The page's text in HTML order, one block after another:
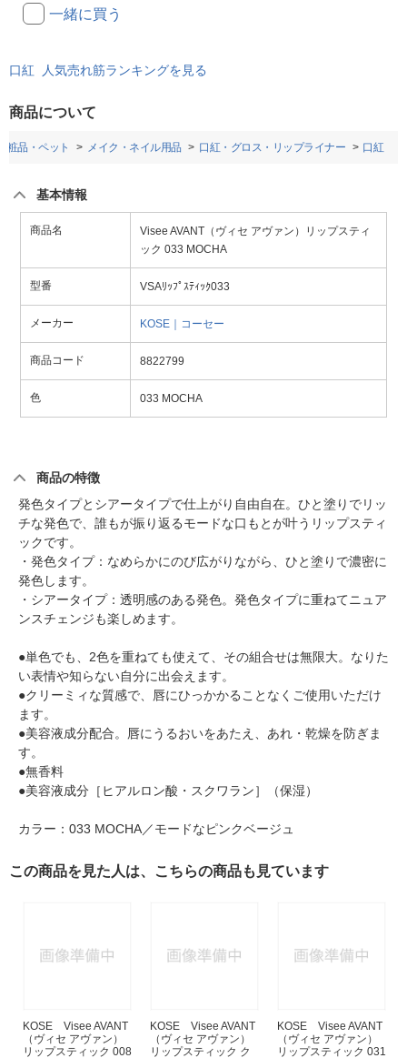
一緒に買う
口紅 人気売れ筋ランキングを見る
商品について
粧品・ペット メイク・ネイル用品 口紅・グロス・リップライナー 口紅
基本情報
商品名
Visee AVANT（ヴィセ アヴァン）リップスティ
ック 033 MOCHA
型番 VSAﾘｯﾌﾟｽﾃｨｯｸ033
メーカー KOSE｜コーセー
商品コード 8822799
色 033 MOCHA
商品の特徴
発色タイプとシアータイプで仕上がり自由自在。ひと塗りでリッ
チな発色で、誰もが振り返るモードな口もとが叶うリップスティ
ックです。
・発色タイプ：なめらかにのび広がりながら、ひと塗りで濃密に
発色します。
・シアータイプ：透明感のある発色。発色タイプに重ねてニュア
ンスチェンジも楽しめます。
●単色でも、2色を重ねても使えて、その組合せは無限大。なりた
い表情や知らない自分に出会えます。
●クリーミィな質感で、唇にひっかかることなくご使用いただけ
ます。
●美容液成分配合。唇にうるおいをあたえ、あれ・乾燥を防ぎま
す。
●無香料
●美容液成分［ヒアルロン酸・スクワラン］（保湿）
カラー：033 MOCHA／モードなピンクベージュ
この商品を見た人は、こちらの商品も見ています
KOSE Visee AVANT
（ヴィセ アヴァン）
リップスティック 008
KOSE Visee AVANT
（ヴィセ アヴァン）
リップスティック ク
KOSE Visee AVANT
（ヴィセ アヴァン）
リップスティック 031